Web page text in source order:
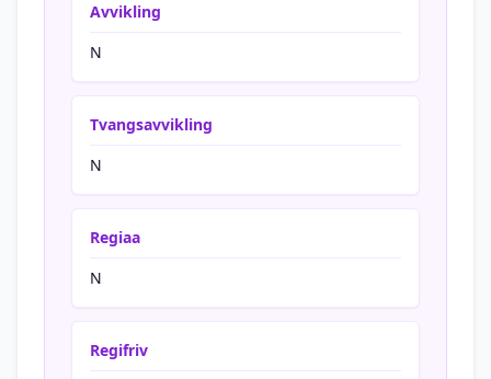
Avvikling
N
Tvangsavvikling
N
Regiaa
N
Regifriv